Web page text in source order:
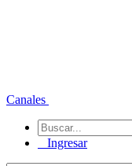
Canales
Ingresar